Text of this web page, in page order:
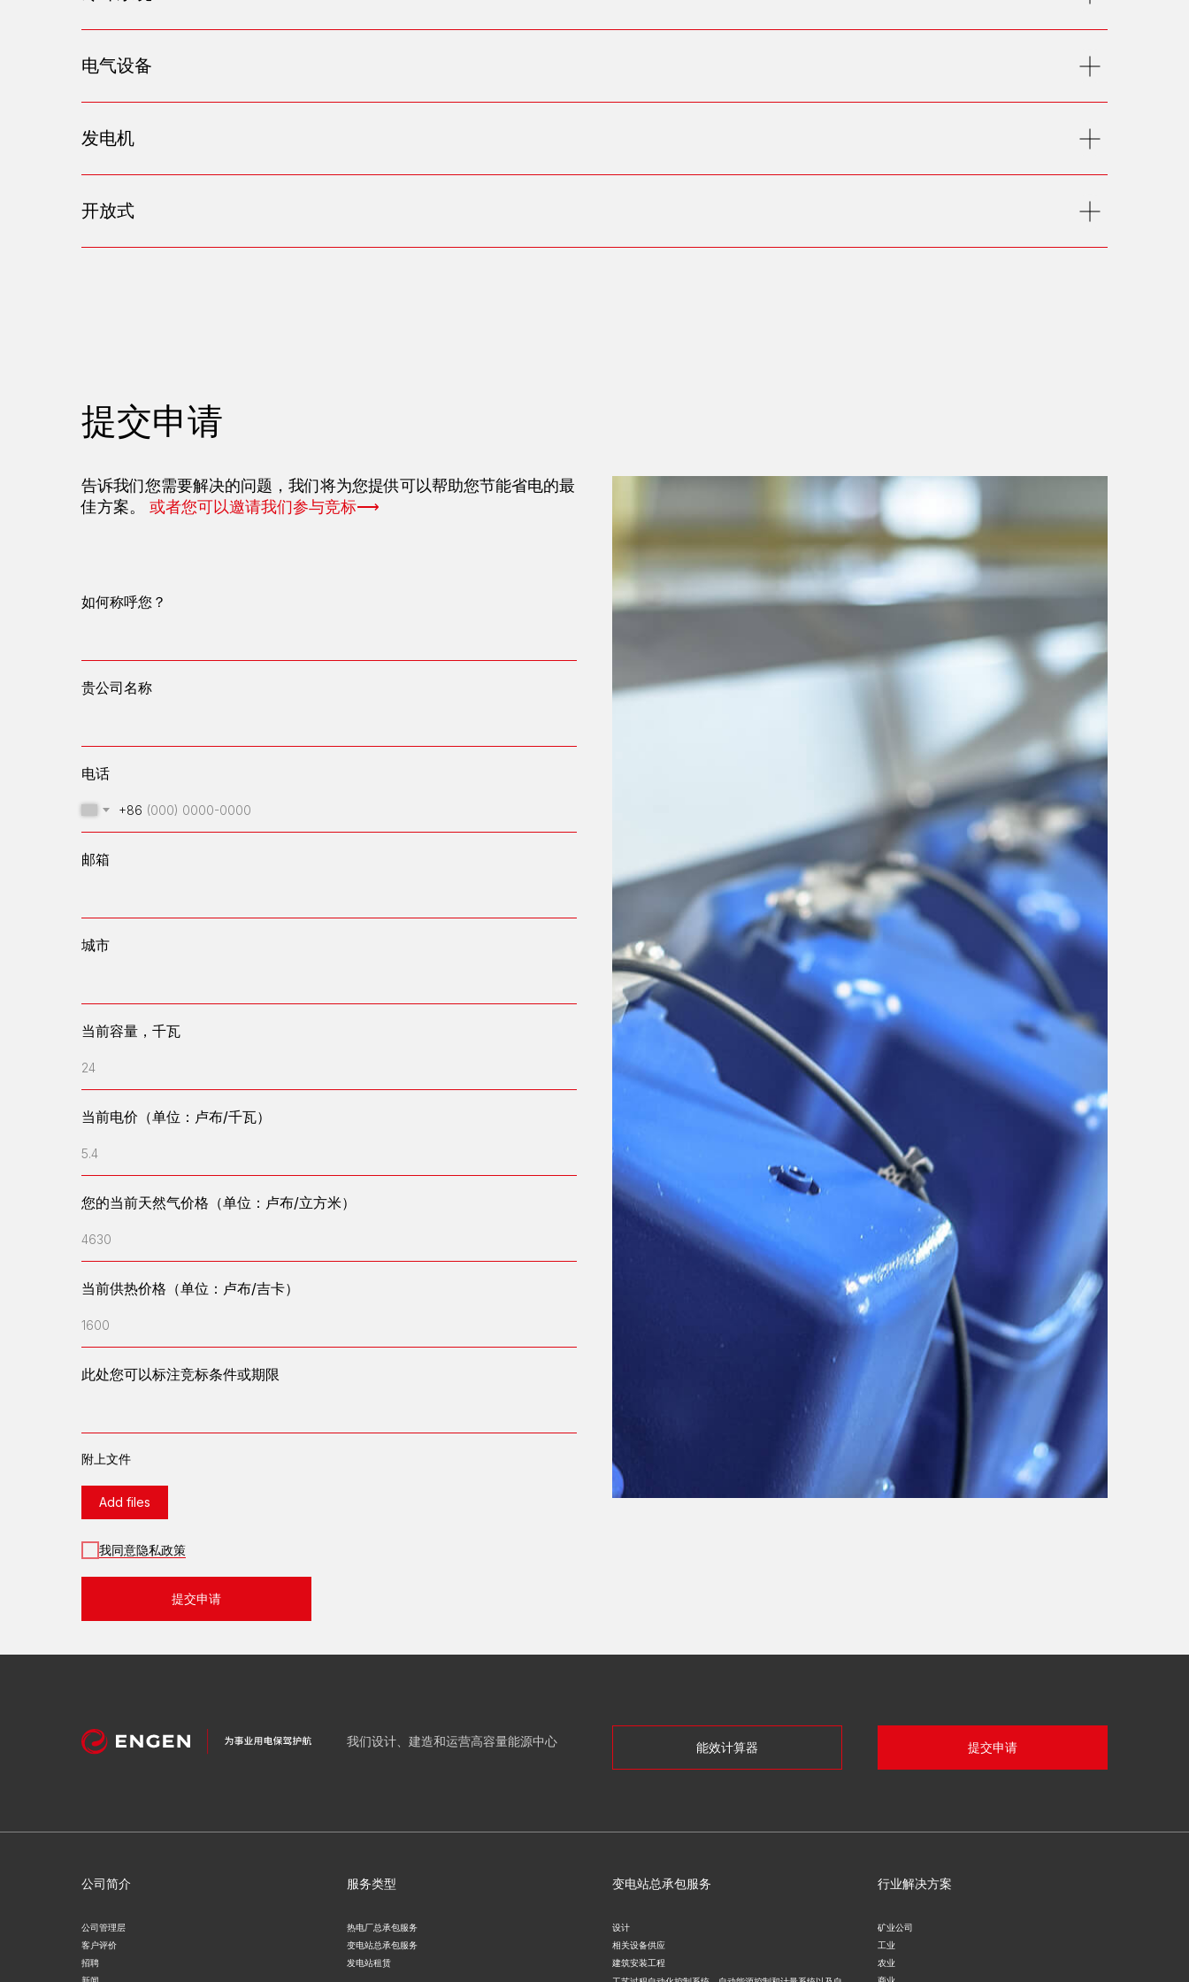
电气设备
发电机
开放式
提交申请
告诉我们您需要解决的问题，我们将为您提供可以帮助您节能省电的最
佳方案。 或者您可以邀请我们参与竞标⟶
如何称呼您？
贵公司名称
电话
+86
邮箱
城市
当前容量，千瓦
24
当前电价（单位：卢布/千瓦）
5.4
您的当前天然气价格（单位：卢布/立方米）
4630
当前供热价格（单位：卢布/吉卡）
1600
此处您可以标注竞标条件或期限
附上文件
Add files
我同意隐私政策
提交申请
提交申请
我们设计、建造和运营高容量能源中心
热电厂总承包服务
变电站总承包服务
发电站租赁
服务类型
设计
相关设备供应
建筑安装工程
变电站总承包服务
矿业公司
工业
农业
行业解决方案
能效计算器
公司管理层
客户评价
招聘
公司简介